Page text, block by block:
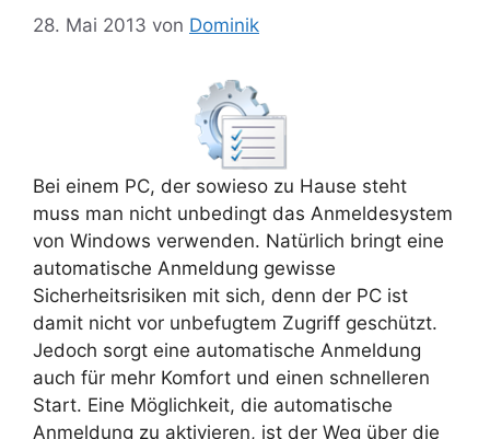
28. Mai 2013 von Dominik
Bei einem PC, der sowieso zu Hause steht
muss man nicht unbedingt das Anmeldesystem
von Windows verwenden. Natürlich bringt eine
automatische Anmeldung gewisse
Sicherheitsrisiken mit sich, denn der PC ist
damit nicht vor unbefugtem Zugriff geschützt.
Jedoch sorgt eine automatische Anmeldung
auch für mehr Komfort und einen schnelleren
Start. Eine Möglichkeit, die automatische
Anmeldung zu aktivieren, ist der Weg über die